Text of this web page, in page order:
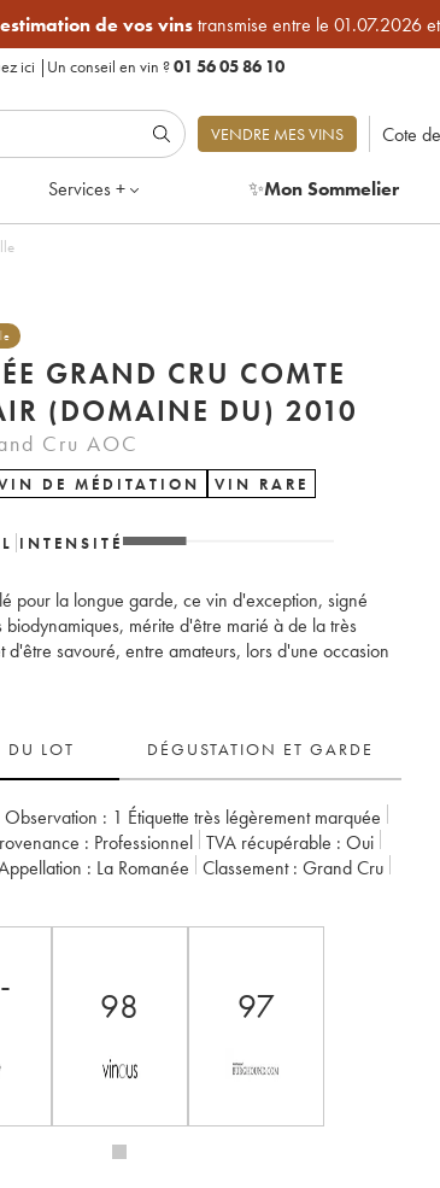
de vos vinstransmise entre le 01.07.2026
ici | Un conseil en vin ?01 56 05 86 10
VENDRE MES VINS Cote
Services + ✨Mon Sommelier
GRAND CRU COMTE
(DOMAINE DU) 2010
Cru AOC
DE MÉDITATION VIN RARE
L INTENSITÉ
pour la longue garde, ce vin d'exception, signé
mérite d'être marié à de la très
d'être savouré, entre amateurs, lors d'une occasion
DU LOT DÉGUSTATION ET GARDE
Observation : 1 Étiquette très légèrement marquée
Provenance : professionnel TVA récupérable :
oui
Appellation : La Romanée Classement :
Grand Cru
98 97